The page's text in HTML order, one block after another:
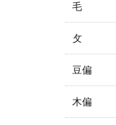
毛
攵
豆偏
木偏